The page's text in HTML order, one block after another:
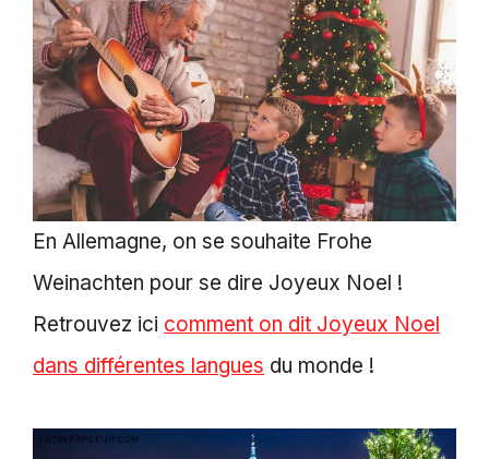
En Allemagne, on se souhaite Frohe
Weinachten pour se dire Joyeux Noel !
Retrouvez ici comment on dit Joyeux Noel
dans différentes langues du monde !